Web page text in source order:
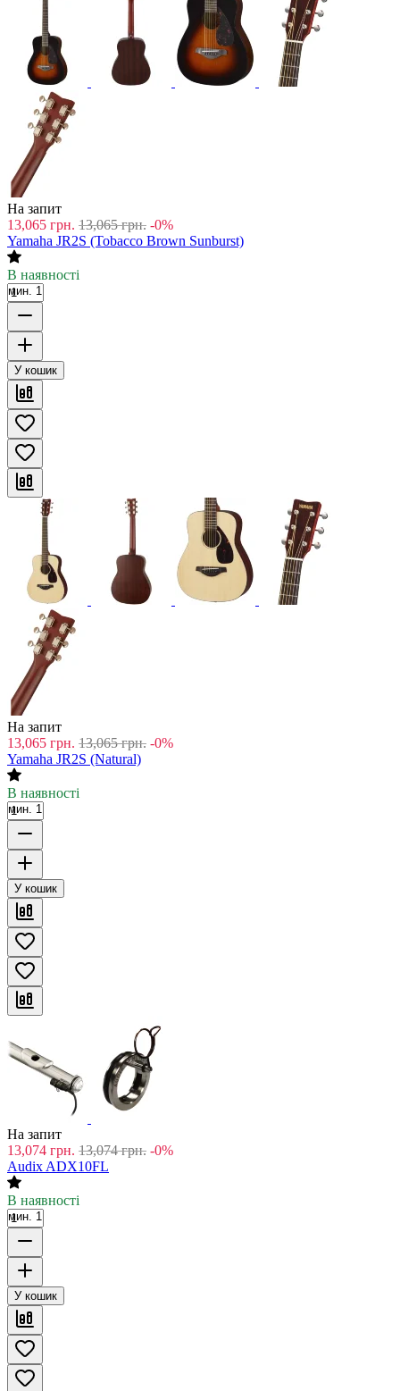
На запит
13,065 грн. 13,065 грн. -0%
Yamaha JR2S (Tobacco Brown Sunburst)
В наявності
мин. 1
У кошик
На запит
13,065 грн. 13,065 грн. -0%
Yamaha JR2S (Natural)
В наявності
мин. 1
У кошик
На запит
13,074 грн. 13,074 грн. -0%
Audix ADX10FL
В наявності
мин. 1
У кошик